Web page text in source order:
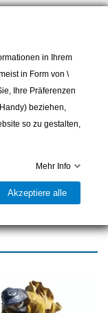
in Ihrem
in Form von \
Ihre Präferenzen
beziehen,
so zu gestalten,
Mehr Info
Akzeptiere alle